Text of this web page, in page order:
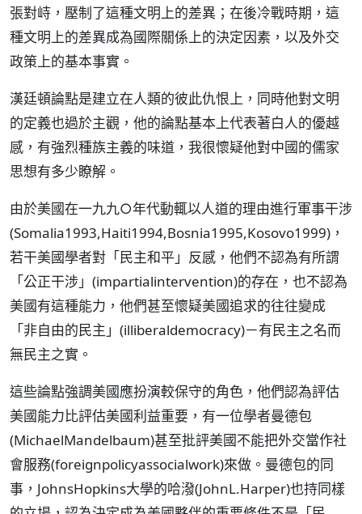
張對峙，壓制了這種文明上的差異；在後冷戰時期，這
種文明上的差異成為國際關係上的決定因素，以及外交
政策上的基本事實。
漢廷頓論點是建立在人類的彼此仇恨上，同時他對文明
的定義也過於主觀，他的論點基本上代表著白人的優越
感，有強烈種族主義的味道，我很懷疑他對中國的儒家
思想有多少瞭解。
由於美國在一九九○年代動輒以人道的理由進行軍事干涉
(Somalia1993,Haiti1994,Bosnia1995,Kosovo1999)，
若干美國學者對「民主和平」反感，他們不認為有所謂
「公正干涉」(impartialintervention)的存在，也不認為
美國有這種能力，他們甚至懷疑美國追求的往往變成
「非自由的民主」(illiberaldemocracy)－有民主之名而
無民主之實。
這些論點強調美國應扮演較保守的角色，他們認為評估
美國能力比評估美國利益重要，有一位學者曼德包
(MichaelMandelbaum)甚至批評美國不能把外交當作社
會服務(foreignpolicyassocialwork)來做。曼德包的同
事，JohnsHopkins大學的哈潑(JohnL.Harper)也持同樣